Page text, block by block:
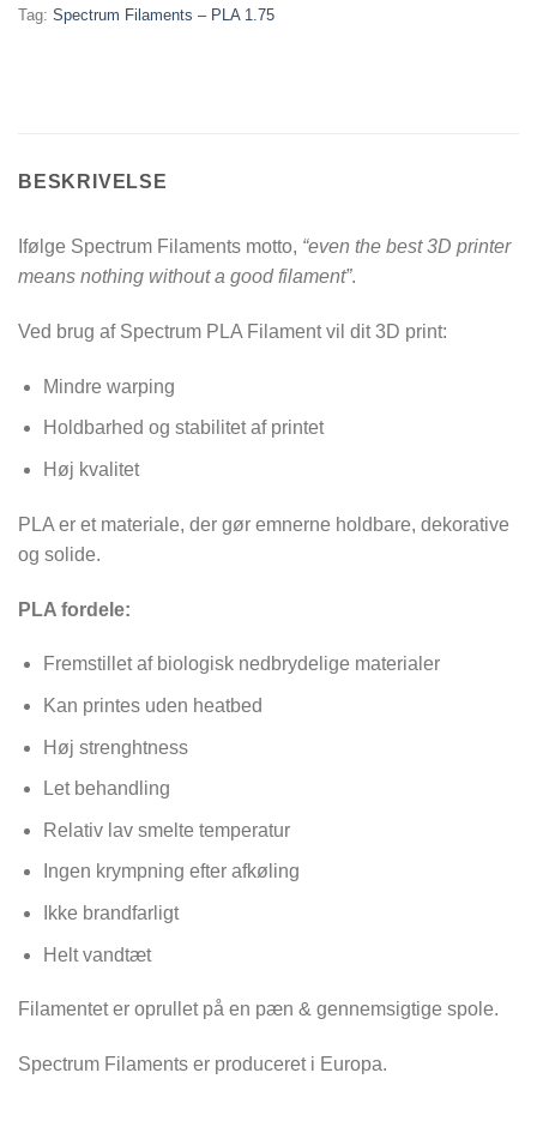
Tag: Spectrum Filaments – PLA 1.75
BESKRIVELSE
Ifølge Spectrum Filaments motto, “even the best 3D printer
means nothing without a good filament”.
Ved brug af Spectrum PLA Filament vil dit 3D print:
Mindre warping
Holdbarhed og stabilitet af printet
Høj kvalitet
PLA er et materiale, der gør emnerne holdbare, dekorative
og solide.
PLA fordele:
Fremstillet af biologisk nedbrydelige materialer
Kan printes uden heatbed
Høj strenghtness
Let behandling
Relativ lav smelte temperatur
Ingen krympning efter afkøling
Ikke brandfarligt
Helt vandtæt
Filamentet er oprullet på en pæn & gennemsigtige spole.
Spectrum Filaments er produceret i Europa.